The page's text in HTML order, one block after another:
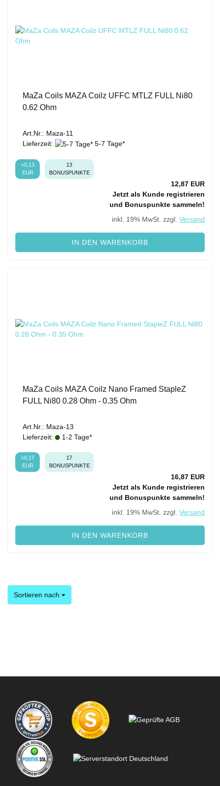
MaZa Coils MAZA Coilz UFFC MTLZ FULL Ni80
0.62 Ohm
Art.Nr.: Maza-11
Lieferzeit:
5-7 Tage*
13
BONUSPUNKTE
≈0,13
EUR
12,87 EUR
Jetzt als Kunde registrieren
und Bonuspunkte sammeln!
inkl. 19% MwSt. zzgl. Versand
IN DEN WARENKORB
MaZa Coils MAZA Coilz Nano Framed StapleZ
FULL Ni80 0.28 Ohm - 0.35 Ohm
Art.Nr.: Maza-13
Lieferzeit:
1-2 Tage*
17
BONUSPUNKTE
≈0,17
EUR
16,87 EUR
Jetzt als Kunde registrieren
und Bonuspunkte sammeln!
inkl. 19% MwSt. zzgl. Versand
IN DEN WARENKORB
Sortieren nach
Sortieren nach